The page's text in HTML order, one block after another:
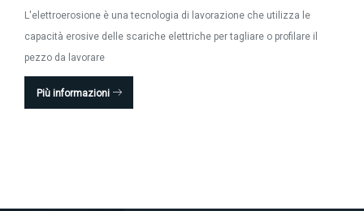
L'elettroerosione è una tecnologia di lavorazione che utilizza le
capacità erosive delle scariche elettriche per tagliare o profilare il
pezzo da lavorare
Più informazioni